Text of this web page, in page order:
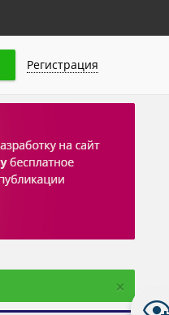
Регистрация
×